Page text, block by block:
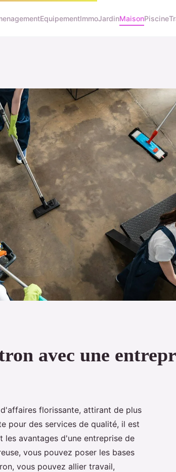
EquipementImmoJardinMaisonPiscine
avec une
florissante, attirant de plus
pour des services de qualité, il est
les avantages d'une entreprise de
vous pouvez poser les bases
vous pouvez allier travail,